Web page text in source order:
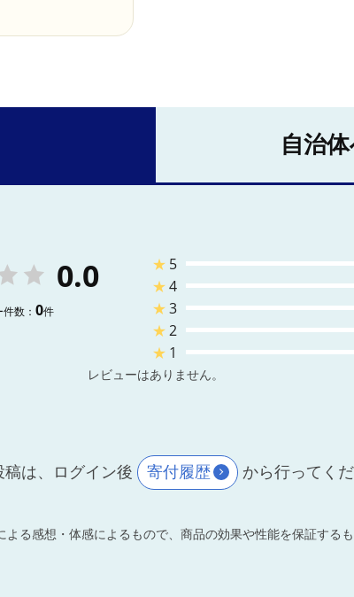
自治
0.0
数： 0件
★ 5
★4
★3
★2
★ 1
レビューはありません。
稿は、ログイン後 寄付履歴 から行ってく
る感想・体感によるもので、商品の効果や性能を保証する